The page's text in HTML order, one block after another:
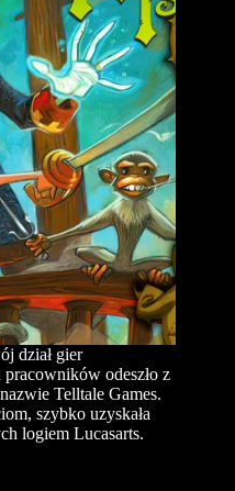
dział gier
odeszło z
Telltale Games.
szybko uzyskała
logiem Lucasarts.